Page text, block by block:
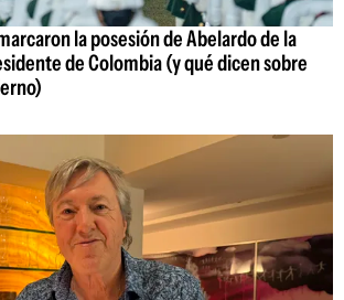
la posesión de Abelardo de la
de Colombia (y qué dicen sobre